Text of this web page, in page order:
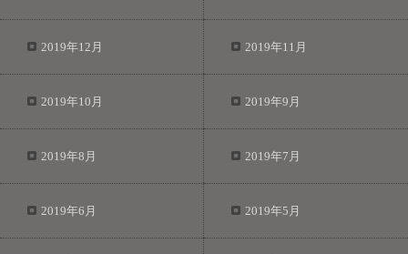
2019年12月 2019年11月
2019年10月 2019年9月
2019年8月 2019年7月
2019年6月 2019年5月